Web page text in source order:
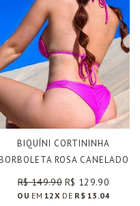
BIQUÍNI CORTININHA
ROSA CANELADO
R$ 149.90 R$ 129.90
OU EM12X DE R$ 13.04